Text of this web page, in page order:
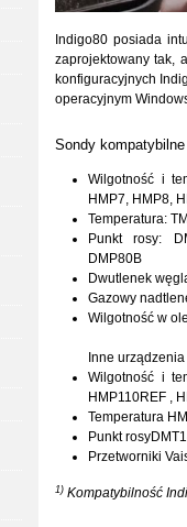
Indigo80 posiada
zaprojektowany tak,
konfiguracyjnych
operacyjnym
Sondy
Wilgotność i
HMP7, HMP8,
Temperatura:
Punkt rosy:
DMP80B
Dwutlenek
Gazowy
Wilgotność w
Inne
Wilgotność i
HMP110REF ,
Temperatura
Punkt
Przetworniki
1) Kompatybilność